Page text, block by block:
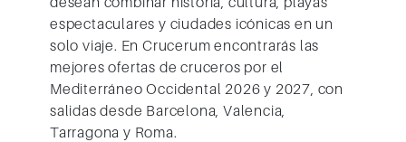
espectaculares y ciudades icónicas en un
solo viaje. En Crucerum encontrarás las
mejoresofertas de cruceros por el
Mediterráneo Occidental 2026 y 2027 , con
salidas desde Barcelona, Valencia,
Tarragona y Roma.